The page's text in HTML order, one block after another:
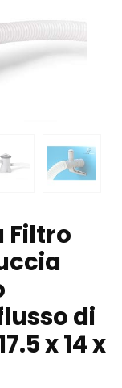
Filtro
di
x 14 x